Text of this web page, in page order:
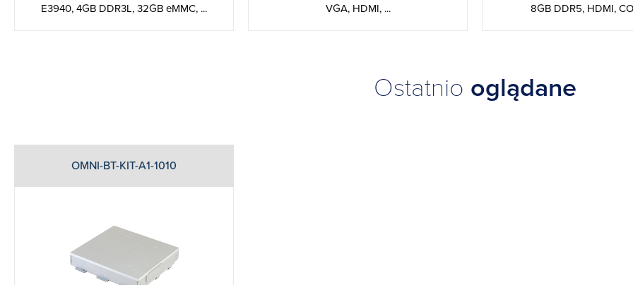
E3940, 4GB DDR3L, 32GB eMMC, ...
VGA, HDMI, ...
8GB DDR5, HDMI,
Ostatnio oglądane
OMNI-BT-KIT-A1-1010